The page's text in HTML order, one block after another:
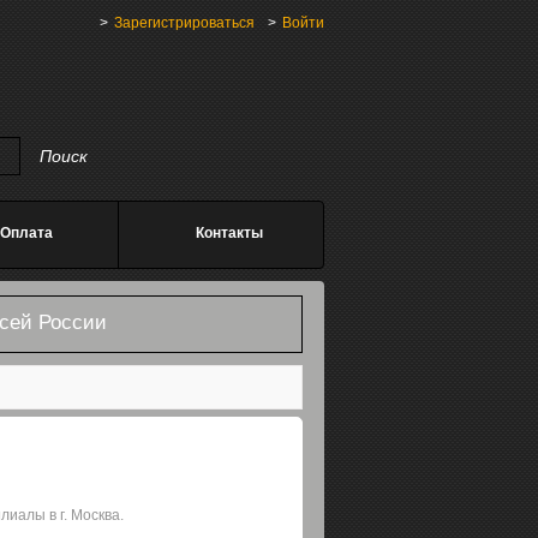
Зарегистрироваться
Войти
Оплата Контакты
России
в г. Москва.